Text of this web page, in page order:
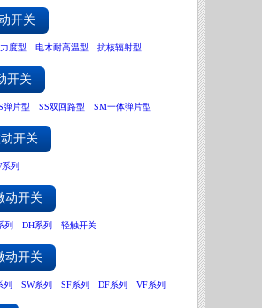
开关
度型 电木耐高温型 抗核辐射型
开关
弹片型 SS双回路型 SM一体弹片型
开关
列
动开关
列 DH系列 轻触开关
动开关
列 SW系列 SF系列 DF系列 VF系列